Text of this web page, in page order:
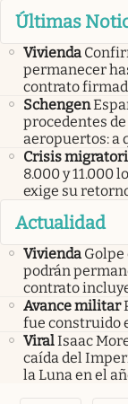
Últimas
Vivienda
permanecer
contrato
Schengen
procedentes
aeropuertos: a
Crisis
8.000 y 11.000
exige su
Actualidad
Vivienda
podrán
contrato
Avance militar
fue construido
ViralIsaac
caída del
la Luna en el